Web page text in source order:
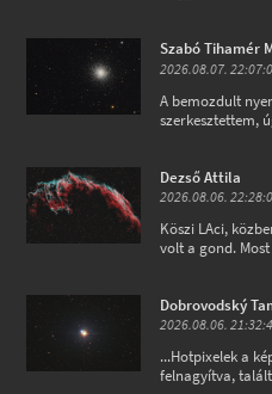
Szabó Tihamér
2026.08.07.
A bemozdult
szerkesztettem,
Dezső Attila
2026.08.06.
Köszi LAci,
volt a gond.
Dobrovodský
2026.08.06.
...Hotpixelek a
felnagyítva,